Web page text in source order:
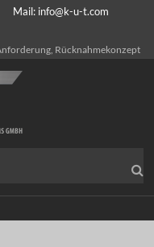
Mail: info@k-u-t.com
Rücknahmekonzept